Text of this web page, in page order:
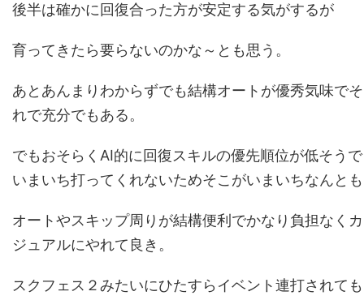
後半は確かに回復合った方が安定する気がするが
育ってきたら要らないのかな～とも思う。
あとあんまりわからずでも結構オートが優秀気味でそ
れで充分でもある。
でもおそらくAI的に回復スキルの優先順位が低そうで
いまいち打ってくれないためそこがいまいちなんと
オートやスキップ周りが結構便利でかなり負担なくカ
ジュアルにやれて良き。
スクフェス２みたいにひたすらイベント連打されても